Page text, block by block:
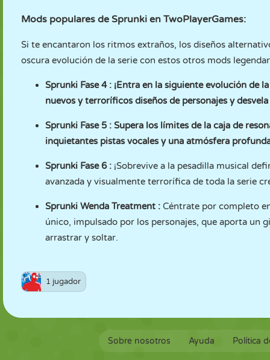
Mods populares de Sprunki en TwoPlayerGames:
Si te encantaron los ritmos extraños, los diseños
oscura evolución de la serie con estos otros mods
Sprunki Fase 4: ¡Entra en la siguiente evolución de
nuevos y terroríficos diseños de personajes y
Sprunki Fase 5: Supera los límites de la caja de
inquietantes pistas vocales y una atmósfera
Sprunki Fase 6 : ¡Sobrevive a la pesadilla musical
avanzada y visualmente terrorífica de toda la serie
Sprunki Wenda Treatment : Céntrate por completo
único, impulsado por los personajes, que aporta un
arrastrar y soltar.
1 jugador
Sobre nosotros Ayuda Política